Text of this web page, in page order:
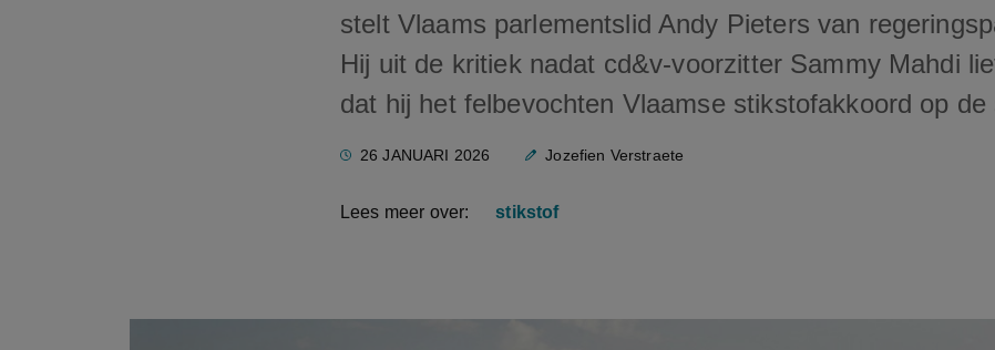
stelt Vlaams parlementslid Andy Pieters van
Hij uit de kritiek nadat cd&v-voorzitter Sammy Mahdi
dat hij het felbevochten Vlaamse stikstofakkoord op de
26 JANUARI 2026 Jozefien Verstraete
Lees meer over: stikstof